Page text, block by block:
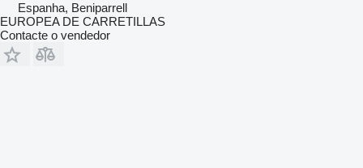
Espanha, Beniparrell
EUROPEA DE CARRETILLAS
Contacte o vendedor